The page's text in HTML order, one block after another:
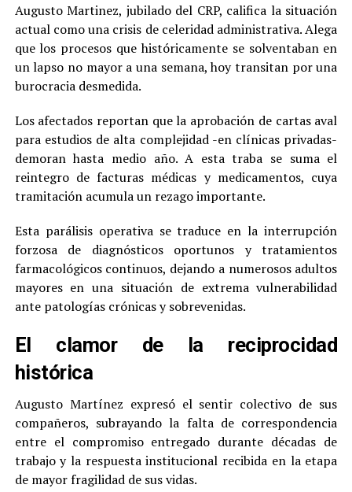
Augusto Martinez, jubilado del CRP, califica la situación
actual como una crisis de celeridad administrativa. Alega
que los procesos que históricamente se solventaban en
un lapso no mayor a una semana, hoy transitan por una
burocracia desmedida.
Los afectados reportan que la aprobación de cartas aval
para estudios de alta complejidad -en clínicas privadas-
demoran hasta medio año. A esta traba se suma el
reintegro de facturas médicas y medicamentos, cuya
tramitación acumula un rezago importante.
Esta parálisis operativa se traduce en la interrupción
forzosa de diagnósticos oportunos y tratamientos
farmacológicos continuos, dejando a numerosos adultos
mayores en una situación de extrema vulnerabilidad
ante patologías crónicas y sobrevenidas.
El clamor de la reciprocidad
histórica
Augusto Martínez expresó el sentir colectivo de sus
compañeros, subrayando la falta de correspondencia
entre el compromiso entregado durante décadas de
trabajo y la respuesta institucional recibida en la etapa
de mayor fragilidad de sus vidas.